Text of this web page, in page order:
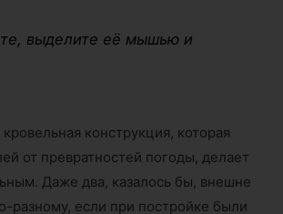
выделите её мышью и
конструкция, которая
от превратностей погоды, делает
Даже два, казалось бы, внешне
разному, если при постройке были